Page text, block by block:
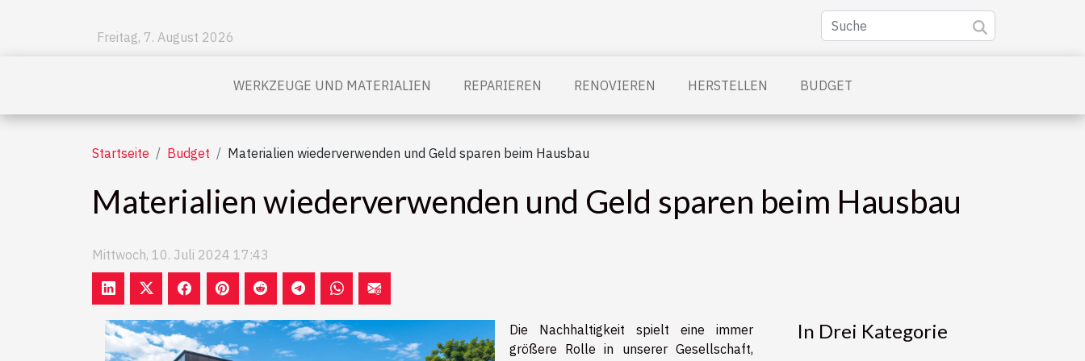
Freitag, 7. August 2026
WERKZEUGE UND MATERIALIEN REPARIEREN RENOVIEREN HERSTELLEN BUDGET
Startseite Budget Materialien wiederverwenden und Geld sparen beim Hausbau
Materialien wiederverwenden und Geld sparen beim Hausbau
Mittwoch, 10. Juli 2024 17:43
Die Nachhaltigkeit spielt eine immer
größere Rolle in unserer Gesellschaft,
In Drei Kategorie